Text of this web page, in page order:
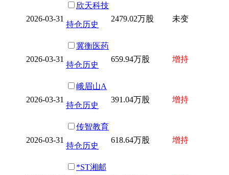
2026-03-31
欣天科技
持仓历史
2479.02万股 未变
2026-03-31
冀衡医药
持仓历史
659.94万股 增持
2026-03-31
峨眉山A
持仓历史
391.04万股 增持
2026-03-31
传智教育
持仓历史
618.64万股 增持
*ST湘邮